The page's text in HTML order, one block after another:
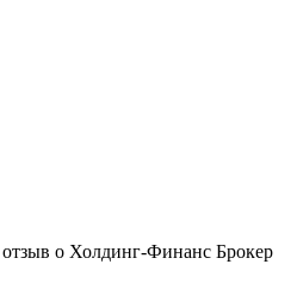
отзыв о Холдинг-Финанс Брокер